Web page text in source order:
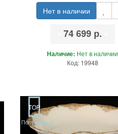
Нет в наличии
74 699 р.
Наличие: Нет в наличии
Код: 19948
TOP
Популярный